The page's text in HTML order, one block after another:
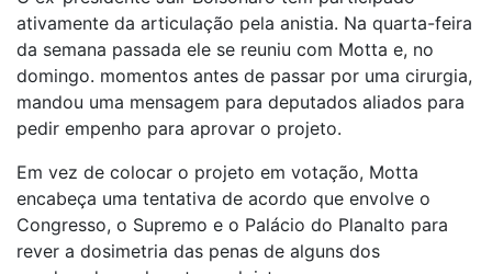
ativamente da articulação pela anistia. Na quarta-feira
da semana passada ele se reuniu com Motta e, no
domingo. momentos antes de passar por uma cirurgia,
mandou uma mensagem para deputados aliados para
pedir empenho para aprovar o projeto.
Em vez de colocar o projeto em votação, Motta
encabeça uma tentativa de acordo que envolve o
Congresso, o Supremo e o Palácio do Planalto para
rever a dosimetria das penas de alguns dos